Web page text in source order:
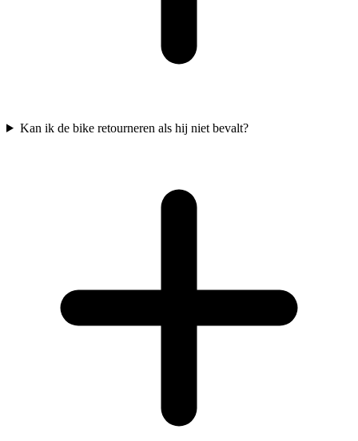
Kan ik de bike retourneren als hij niet bevalt?